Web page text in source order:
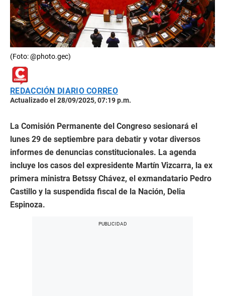
(Foto: @photo.gec)
REDACCIÓN DIARIO CORREO
Actualizado el 28/09/2025, 07:19 p.m.
La Comisión Permanente del Congreso sesionará el
lunes 29 de septiembre para debatir y votar diversos
informes de denuncias constitucionales. La agenda
incluye los casos del expresidente Martín Vizcarra, la ex
primera ministra Betssy Chávez, el exmandatario Pedro
Castillo y la suspendida fiscal de la Nación, Delia
Espinoza.